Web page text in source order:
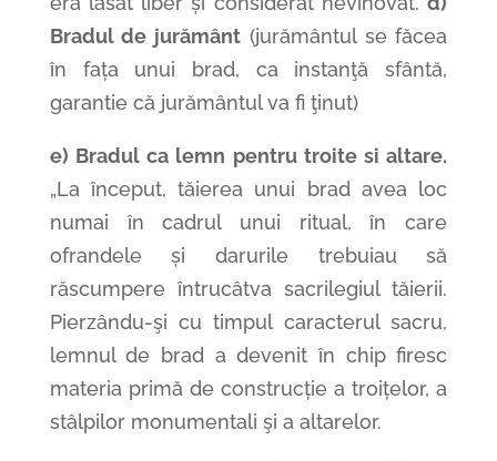
Bradul de jurământ (jurământul se făcea
în fața unui brad, ca instanţă sfântă,
garantie că jurământul va fi ţinut)
e) Bradul ca lemn pentru troite si altare.
„La început, tăierea unui brad avea loc
numai în cadrul unui ritual, în care
ofrandele și darurile trebuiau să
răscumpere întrucâtva sacrilegiul tăierii.
Pierzându-şi cu timpul caracterul sacru,
lemnul de brad a devenit în chip firesc
materia primă de construcție a troițelor, a
stâlpilor monumentali şi a altarelor.